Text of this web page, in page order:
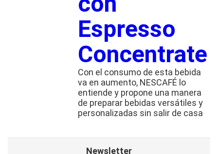
Espresso
Concentrate
Con el consumo de esta bebida
va en aumento, NESCAFÉ lo
entiende y propone una manera
de preparar bebidas versátiles y
personalizadas sin salir de casa
Newsletter